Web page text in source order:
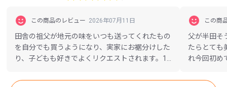
この商品のレビュー 2026年07月11日
田舎の祖父が地元の味をいつも送ってくれたもの
を自分でも買うようになり、実家にお裾分けした
り、子どもも好きでよくリクエストされます。16
この商
父が半田そ
たらとても
れ今回初め
はとても親